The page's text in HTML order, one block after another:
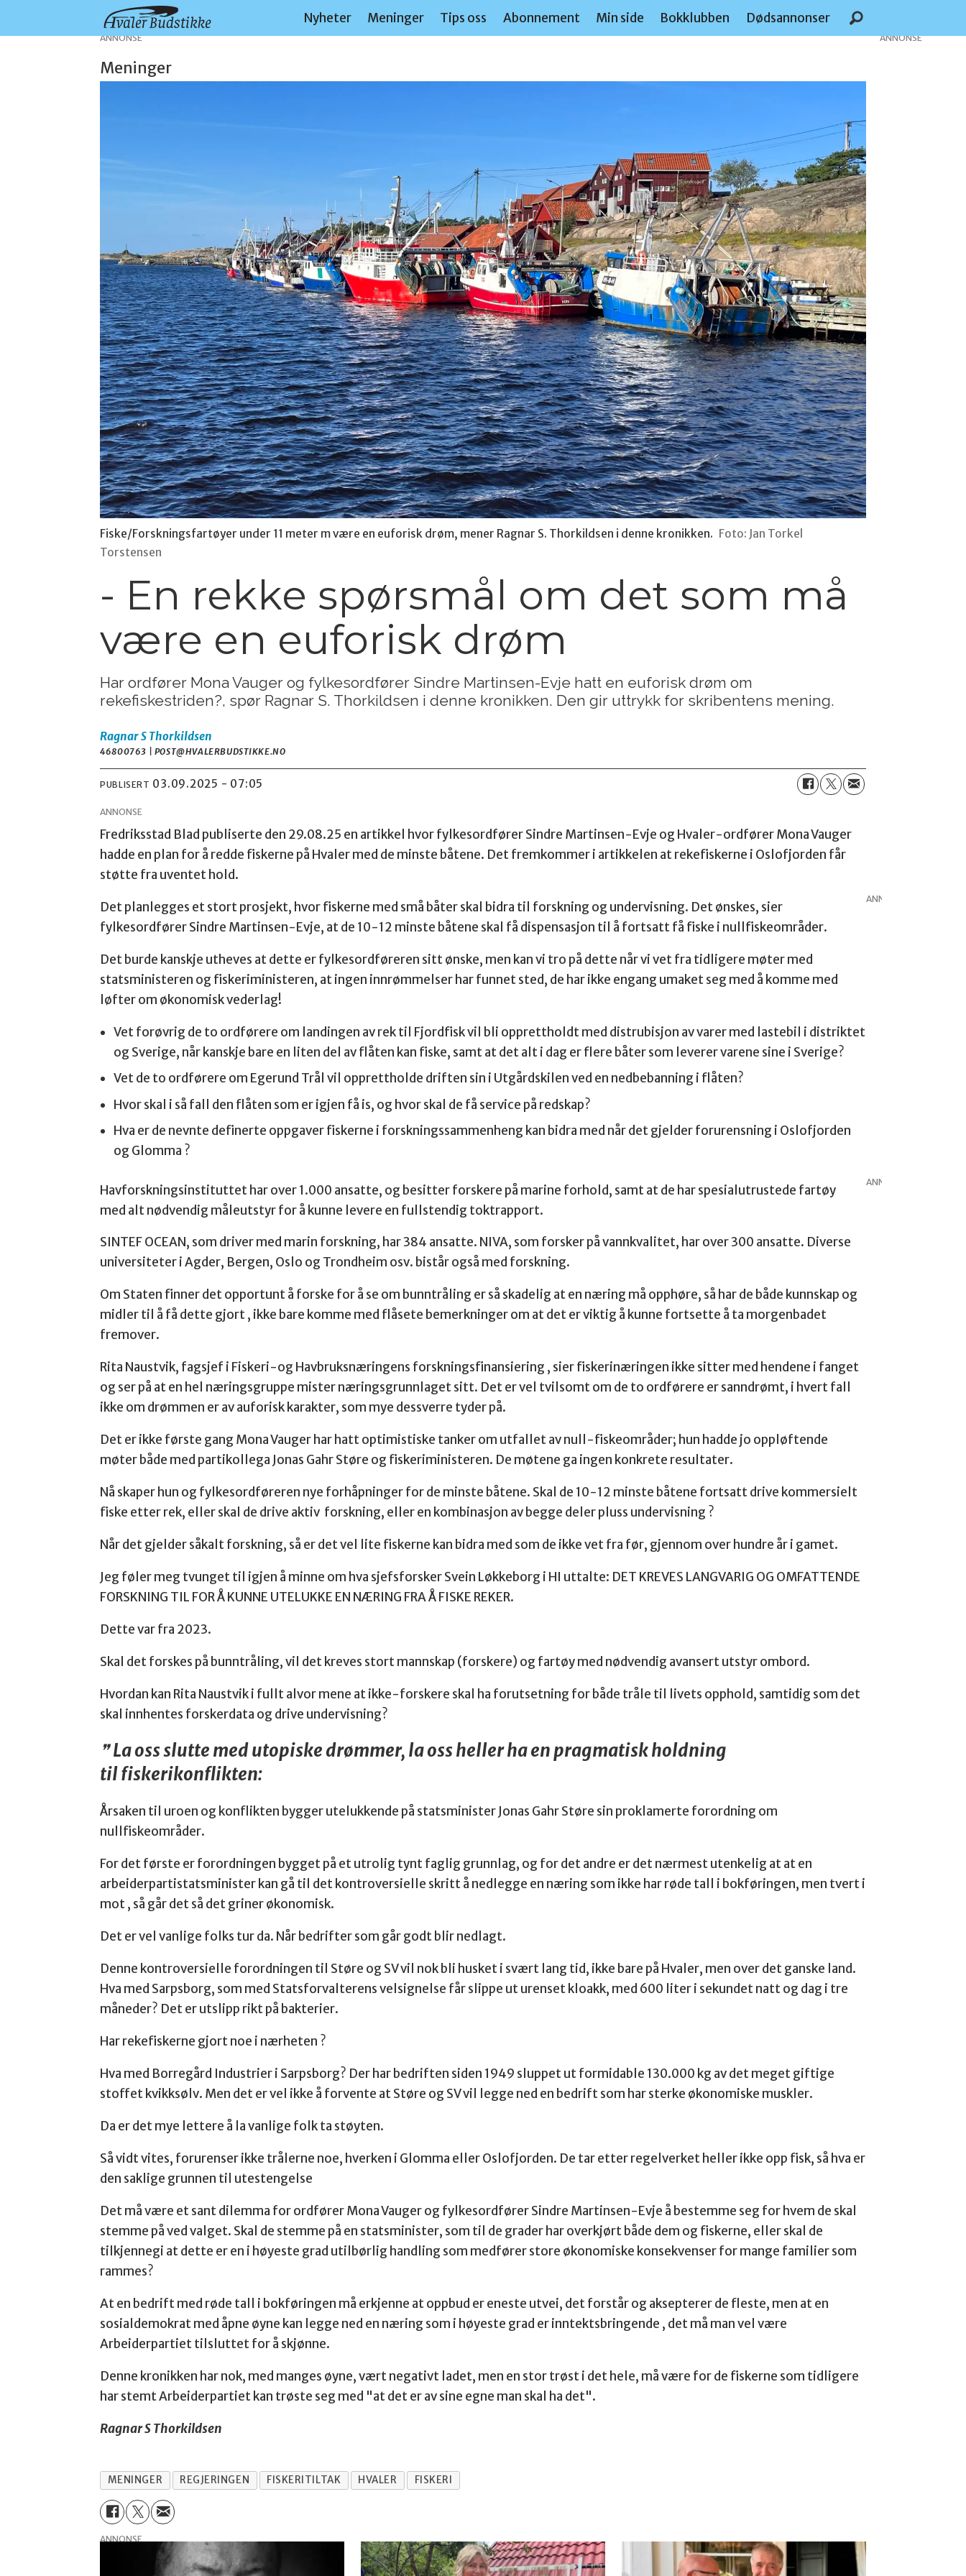
Nyheter Meninger Tips oss Abonnement Min side Bokklubben Dødsannonser
ANNONSE
Meninger
Fiske/Forskningsfartøyer under 11 meter m være en euforisk drøm, mener Ragnar S. Thorkildsen i denne kronikken. Foto: Jan Torkel
Torstensen
- En rekke spørsmål om det som må
være en euforisk drøm
Har ordfører Mona Vauger og fylkesordfører Sindre Martinsen-Evje hatt en euforisk drøm om
rekefiskestriden?, spør Ragnar S. Thorkildsen i denne kronikken. Den gir uttrykk for skribentens mening.
Ragnar S Thorkildsen
46800763 | POST@HVALERBUDSTIKKE.NO
PUBLISERT 03.09.2025 - 07:05
ANNONSE
Fredriksstad Blad publiserte den 29.08.25 en artikkel hvor fylkesordfører Sindre Martinsen-Evje og Hvaler-ordfører Mona Vauger
hadde en plan for å redde fiskerne på Hvaler med de minste båtene. Det fremkommer i artikkelen at rekefiskerne i Oslofjorden får
støtte fra uventet hold.
ANNONSE
Det planlegges et stort prosjekt, hvor fiskerne med små båter skal bidra til forskning og undervisning. Det ønskes, sier
fylkesordfører Sindre Martinsen-Evje, at de 10-12 minste båtene skal få dispensasjon til å fortsatt få fiske i nullfiskeområder.
Det burde kanskje utheves at dette er fylkesordføreren sitt ønske, men kan vi tro på dette når vi vet fra tidligere møter med
statsministeren og fiskeriministeren, at ingen innrømmelser har funnet sted, de har ikke engang umaket seg med å komme med
løfter om økonomisk vederlag!
Vet forøvrig de to ordførere om landingen av rek til Fjordfisk vil bli opprettholdt med distrubisjon av varer med lastebil i distriktet
og Sverige, når kanskje bare en liten del av flåten kan fiske, samt at det alt i dag er flere båter som leverer varene sine i Sverige?
Vet de to ordførere om Egerund Trål vil opprettholde driften sin i Utgårdskilen ved en nedbebanning i flåten?
Hvor skal i så fall den flåten som er igjen få is, og hvor skal de få service på redskap?
Hva er de nevnte definerte oppgaver fiskerne i forskningssammenheng kan bidra med når det gjelder forurensning i Oslofjorden
og Glomma ?
ANNONSE
Havforskningsinstituttet har over 1.000 ansatte, og besitter forskere på marine forhold, samt at de har spesialutrustede fartøy
med alt nødvendig måleutstyr for å kunne levere en fullstendig toktrapport.
SINTEF OCEAN, som driver med marin forskning, har 384 ansatte. NIVA, som forsker på vannkvalitet, har over 300 ansatte. Diverse
universiteter i Agder, Bergen, Oslo og Trondheim osv. bistår også med forskning.
Om Staten finner det opportunt å forske for å se om bunntråling er så skadelig at en næring må opphøre, så har de både kunnskap og
midler til å få dette gjort , ikke bare komme med flåsete bemerkninger om at det er viktig å kunne fortsette å ta morgenbadet
fremover.
Rita Naustvik, fagsjef i Fiskeri-og Havbruksnæringens forskningsfinansiering , sier fiskerinæringen ikke sitter med hendene i fanget
og ser på at en hel næringsgruppe mister næringsgrunnlaget sitt. Det er vel tvilsomt om de to ordførere er sanndrømt, i hvert fall
ikke om drømmen er av auforisk karakter, som mye dessverre tyder på.
Det er ikke første gang Mona Vauger har hatt optimistiske tanker om utfallet av null-fiskeområder; hun hadde jo oppløftende
møter både med partikollega Jonas Gahr Støre og fiskeriministeren. De møtene ga ingen konkrete resultater.
Nå skaper hun og fylkesordføreren nye forhåpninger for de minste båtene. Skal de 10-12 minste båtene fortsatt drive kommersielt
fiske etter rek, eller skal de drive aktiv forskning, eller en kombinasjon av begge deler pluss undervisning ?
Når det gjelder såkalt forskning, så er det vel lite fiskerne kan bidra med som de ikke vet fra før, gjennom over hundre år i gamet.
Jeg føler meg tvunget til igjen å minne om hva sjefsforsker Svein Løkkeborg i HI uttalte: DET KREVES LANGVARIG OG OMFATTENDE
FORSKNING TIL FOR Å KUNNE UTELUKKE EN NÆRING FRA Å FISKE REKER.
Dette var fra 2023.
Skal det forskes på bunntråling, vil det kreves stort mannskap (forskere) og fartøy med nødvendig avansert utstyr ombord.
Hvordan kan Rita Naustvik i fullt alvor mene at ikke-forskere skal ha forutsetning for både tråle til livets opphold, samtidig som det
skal innhentes forskerdata og drive undervisning?
La oss slutte med utopiske drømmer, la oss heller ha en pragmatisk holdning
til fiskerikonflikten:
Årsaken til uroen og konflikten bygger utelukkende på statsminister Jonas Gahr Støre sin proklamerte forordning om
nullfiskeområder.
For det første er forordningen bygget på et utrolig tynt faglig grunnlag, og for det andre er det nærmest utenkelig at at en
arbeiderpartistatsminister kan gå til det kontroversielle skritt å nedlegge en næring som ikke har røde tall i bokføringen, men tvert i
mot , så går det så det griner økonomisk.
Det er vel vanlige folks tur da. Når bedrifter som går godt blir nedlagt.
Denne kontroversielle forordningen til Støre og SV vil nok bli husket i svært lang tid, ikke bare på Hvaler, men over det ganske land.
Hva med Sarpsborg, som med Statsforvalterens velsignelse får slippe ut urenset kloakk, med 600 liter i sekundet natt og dag i tre
måneder? Det er utslipp rikt på bakterier.
Har rekefiskerne gjort noe i nærheten ?
Hva med Borregård Industrier i Sarpsborg? Der har bedriften siden 1949 sluppet ut formidable 130.000 kg av det meget giftige
stoffet kvikksølv. Men det er vel ikke å forvente at Støre og SV vil legge ned en bedrift som har sterke økonomiske muskler.
Da er det mye lettere å la vanlige folk ta støyten.
Så vidt vites, forurenser ikke trålerne noe, hverken i Glomma eller Oslofjorden. De tar etter regelverket heller ikke opp fisk, så hva er
den saklige grunnen til utestengelse
Det må være et sant dilemma for ordfører Mona Vauger og fylkesordfører Sindre Martinsen-Evje å bestemme seg for hvem de skal
stemme på ved valget. Skal de stemme på en statsminister, som til de grader har overkjørt både dem og fiskerne, eller skal de
tilkjennegi at dette er en i høyeste grad utilbørlig handling som medfører store økonomiske konsekvenser for mange familier som
rammes?
At en bedrift med røde tall i bokføringen må erkjenne at oppbud er eneste utvei, det forstår og aksepterer de fleste, men at en
sosialdemokrat med åpne øyne kan legge ned en næring som i høyeste grad er inntektsbringende , det må man vel være
Arbeiderpartiet tilsluttet for å skjønne.
Denne kronikken har nok, med manges øyne, vært negativt ladet, men en stor trøst i det hele, må være for de fiskerne som tidligere
har stemt Arbeiderpartiet kan trøste seg med "at det er av sine egne man skal ha det".
Ragnar S Thorkildsen
MENINGER REGJERINGEN FISKERITILTAK HVALER FISKERI
ANNONSE
ANNONSE